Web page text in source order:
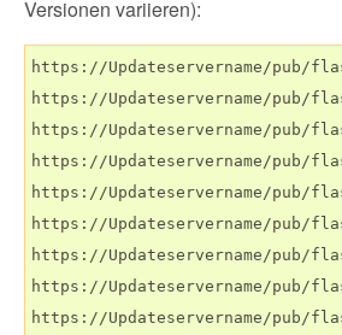
Versionen variieren):
https://Updateservername/pub/
https://Updateservername/pub/
https://Updateservername/pub/
https://Updateservername/pub/
https://Updateservername/pub/
https://Updateservername/pub/
https://Updateservername/pub/
https://Updateservername/pub/
https://Updateservername/pub/